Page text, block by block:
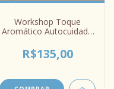
Workshop Toque
Aromático Autocuidado
R$135,00